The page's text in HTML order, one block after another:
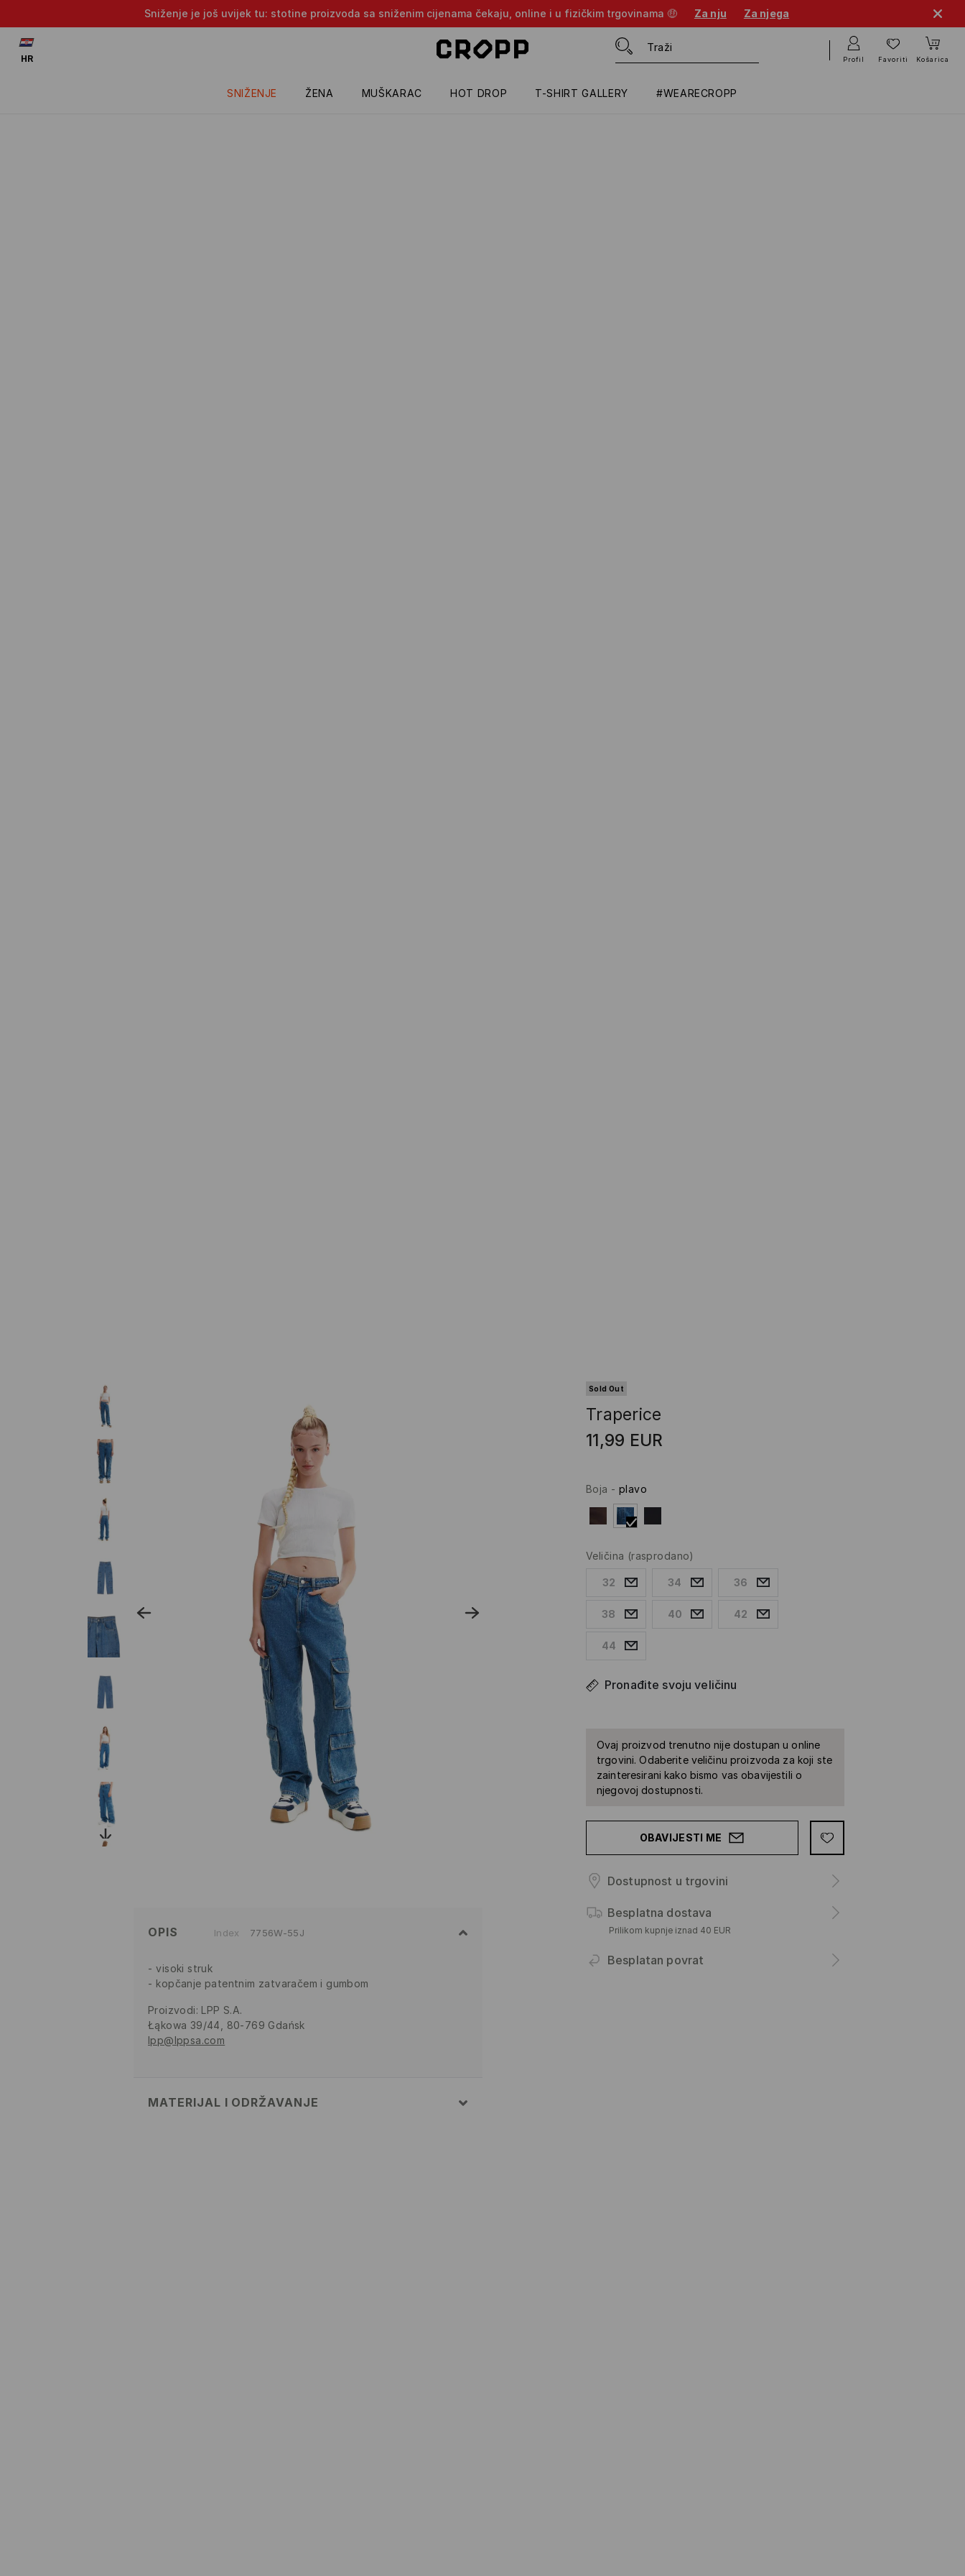
Sniženje je još uvijek tu: stotine proizvoda sa sniženim cijenama čekaju, online i u fizičkim trgovinama 🤑 Za nju Za njega
SNIŽENJE ŽENA MUŠKARAC HOT DROP T-SHIRT GALLERY #WEARECROPP
HR Profil Favoriti Košarica
Sold Out
Traperice
11,99 EUR
Boja - plavo
Veličina (rasprodano)
32 34 36
38 40 42
44
Pronađite svoju veličinu
Ovaj proizvod trenutno nije dostupan u online
trgovini. Odaberite veličinu proizvoda za koji ste
zainteresirani kako bismo vas obavijestili o
njegovoj dostupnosti.
OBAVIJESTI ME
Dostupnost u trgovini
Besplatna dostava
Prilikom kupnje iznad 40 EUR
Besplatan povrat
OPIS Index 7756W-55J
visoki struk
kopčanje patentnim zatvaračem i gumbom
Proizvodi: LPP S.A.
Łąkowa 39/44, 80-769 Gdańsk
lpp@lppsa.com
MATERIJAL I ODRŽAVANJE